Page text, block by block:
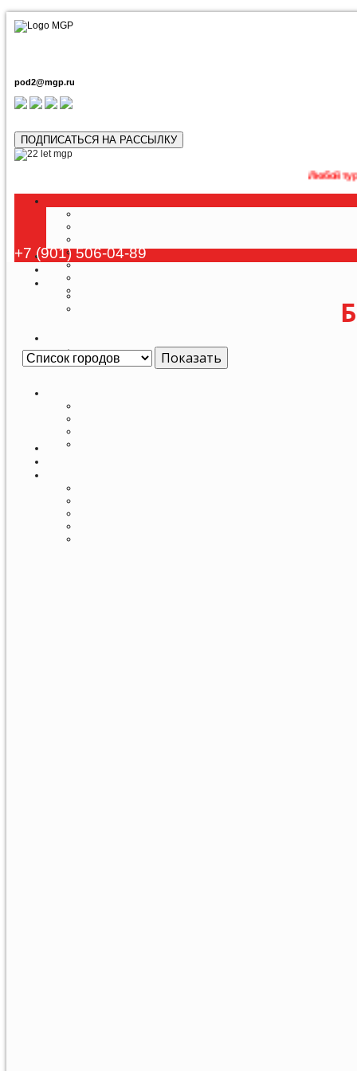
pod2@mgp.ru
ПОДПИСАТЬСЯ НА РАССЫЛКУ
Любой тур
+7 (901) 506-04-89